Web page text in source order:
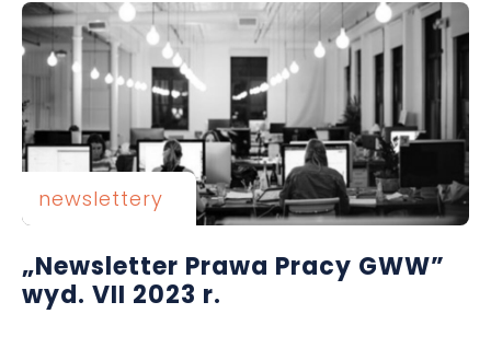
newslettery
„Newsletter Prawa Pracy GWW”
wyd. VII 2023 r.